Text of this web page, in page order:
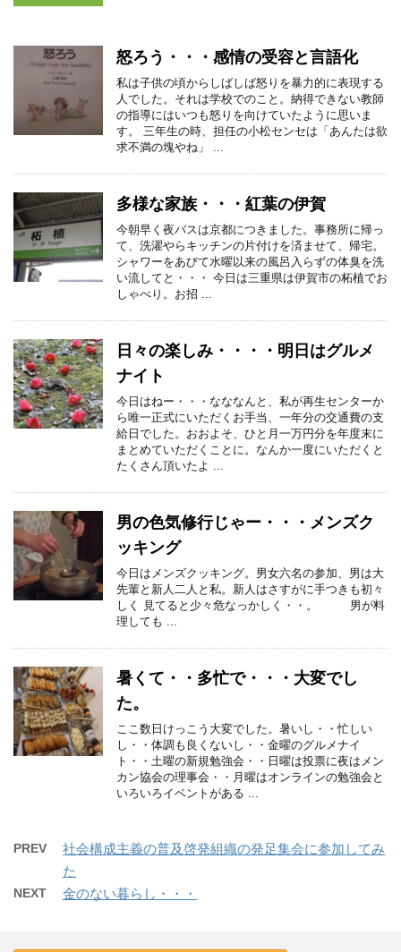
怒ろう・・・感情の受容と言語化
私は子供の頃からしばしば怒りを暴力的に表現する
人でした。それは学校でのこと。納得できない教師
の指導にはいつも怒りを向けていたように思いま
す。 三年生の時、担任の小松センセは「あんたは欲
求不満の塊やね」 ...
多様な家族・・・紅葉の伊賀
今朝早く夜バスは京都につきました。事務所に帰っ
て、洗濯やらキッチンの片付けを済ませて、帰宅。
シャワーをあびて水曜以来の風呂入らずの体臭を洗
い流してと・・・ 今日は三重県は伊賀市の柘植でお
しゃべり。お招 ...
日々の楽しみ・・・・明日はグルメ
ナイト
今日はねー・・・なななんと、私が再生センターか
ら唯一正式にいただくお手当、一年分の交通費の支
給日でした。おおよそ、ひと月一万円分を年度末に
まとめていただくことに。なんか一度にいただくと
たくさん頂いたよ ...
男の色気修行じゃー・・・メンズク
ッキング
今日はメンズクッキング。男女六名の参加、男は大
先輩と新人二人と私。新人はさすがに手つきも初々
しく 見てると少々危なっかしく・・。 男が料
理しても ...
暑くて・・多忙で・・・大変でし
た。
ここ数日けっこう大変でした。暑いし・・忙しい
し・・体調も良くないし・・金曜のグルメナイ
ト・・土曜の新規勉強会・・日曜は投票に夜はメン
カン協会の理事会・・月曜はオンラインの勉強会と
いろいろイベントがある ...
PREV
社会構成主義の普及啓発組織の発足集会に参加してみ
た
NEXT 金のない暮らし・・・